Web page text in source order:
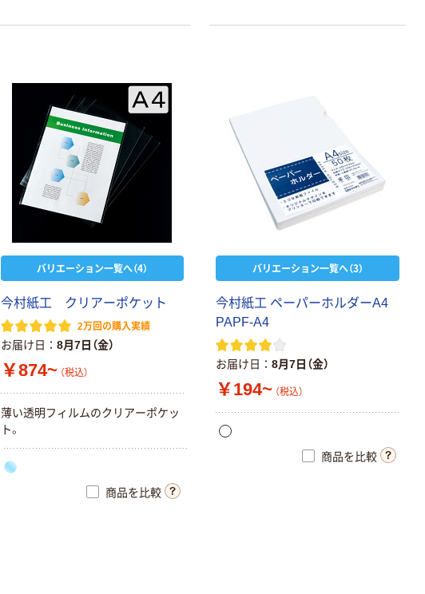
バリエーション一覧へ（4）
今村紙工 ク リ アーポケ ッ ト
2万回の購入実績
お届け日 8月7日（金）
￥874~ （税込）
薄い透明 フ ィ ルムのク リ アーポケッ
ト。
商品を比較
バリエーション一覧へ（3）
今村紙工 ペーパーホルダーA4
PAPF-A4
お届け日 8月7日（金）
￥194~ （税込）
商品を比較